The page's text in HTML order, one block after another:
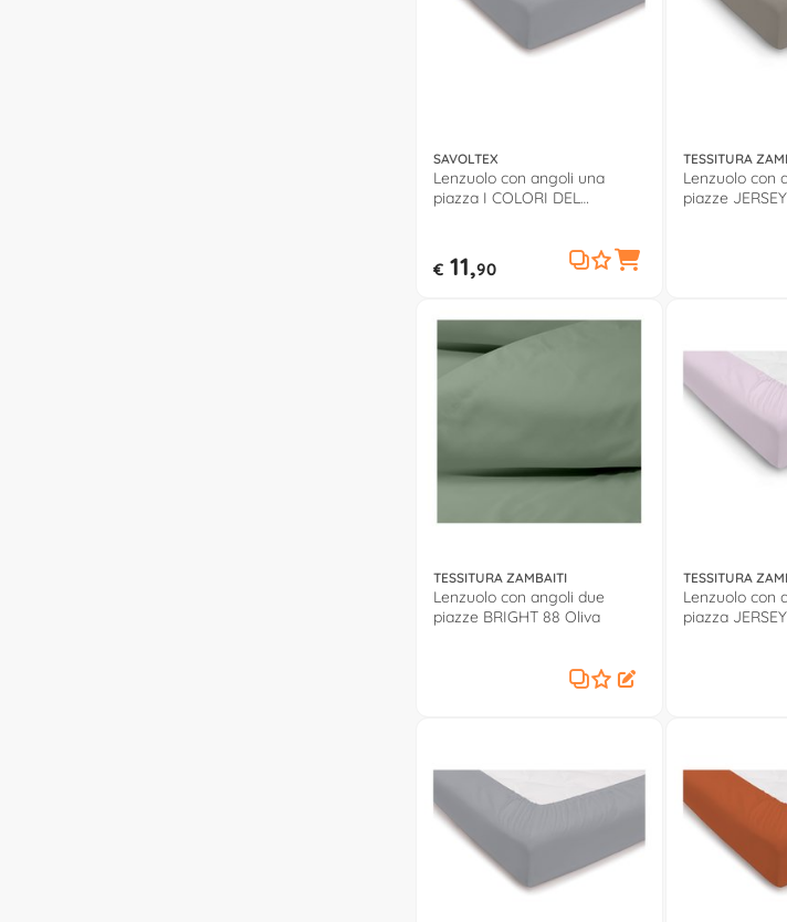
SAVOLTEX
Lenzuolo con angoli una
piazza I COLORI DEL
€11,90
TESSITURA
Lenzuolo con
piazze
TESSITURA ZAMBAITI
Lenzuolo con angoli due
piazze BRIGHT 88 Oliva
TESSITURA
Lenzuolo con
piazza